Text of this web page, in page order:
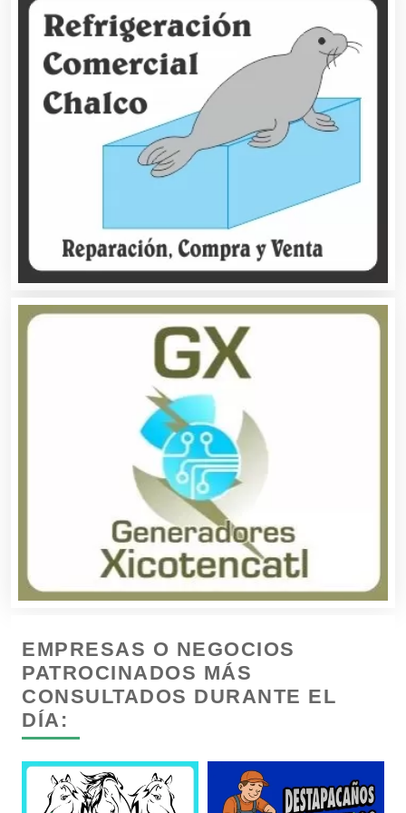
Compresores de aire
Computadoras
Conferencias Empresariales
Construcciones en General
Contadores
Control de Plagas
Conversiones Automotrices
Copiadoras
Cortinas, Persianas y Alfombras
Cremerías y Salchichonerías
Cristalerías
Cromadoras
Decoración de Interiores
EMPRESAS O NEGOCIOS
PATROCINADOS MÁS
CONSULTADOS DURANTE EL
DÍA: